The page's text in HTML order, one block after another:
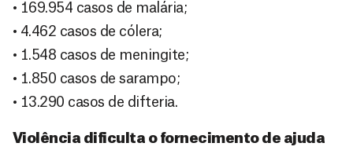
• 169.954 casos de malária;
• 4.462 casos de cólera;
• 1.548 casos de meningite;
• 1.850 casos de sarampo;
• 13.290 casos de difteria.
Violência dificulta o fornecimento de ajuda